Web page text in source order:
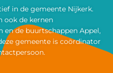
in de gemeente Nijkerk.
ook de kernen
en de buurtschappen Appel,
gemeente is coördinator